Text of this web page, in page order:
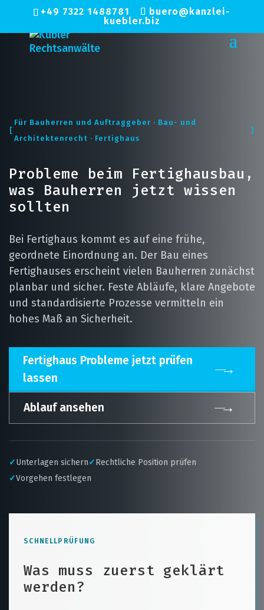
+49 7322 1488781
buero@kanzlei-
kuebler.biz
Für Bauherren und Auftraggeber · Bau- und
Architektenrecht · Fertighaus
Probleme beim Fertighausbau,
was Bauherren jetzt wissen
sollten
Bei Fertighaus kommt es auf eine frühe,
geordnete Einordnung an. Der Bau eines
Fertighauses erscheint vielen Bauherren zunächst
planbar und sicher. Feste Abläufe, klare Angebote
und standardisierte Prozesse vermitteln ein
hohes Maß an Sicherheit.
Fertighaus Probleme jetzt prüfen
lassen
→
Ablauf ansehen →
✓Unterlagen sichern✓Rechtliche Position prüfen
✓Vorgehen festlegen
SCHNELLPRÜFUNG
Was muss zuerst geklärt
werden?